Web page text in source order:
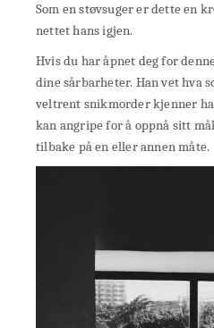
Som en støvsuger er dette en
nettet hans igjen.
Hvis du har åpnet deg for
dine sårbarheter. Han vet hva
veltrent snikmorder kjenner
kan angripe for å oppnå sitt
tilbake på en eller annen måte.